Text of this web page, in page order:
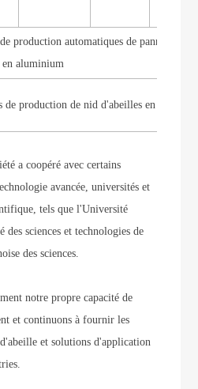
production automatiques de panneaux
en aluminium
de production de nid d'abeilles en
a coopéré avec certains
avancée, universités et
tels que l'Université
sciences et technologies de
des sciences.
notre propre capacité de
et continuons à fournir les
et solutions d'application